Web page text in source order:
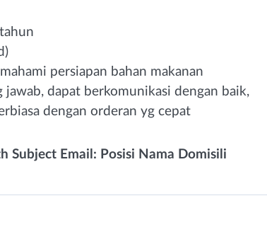
persiapan bahan makanan
dapat berkomunikasi dengan baik,
dengan orderan yg cepat
Subject Email: Posisi Nama Domisili